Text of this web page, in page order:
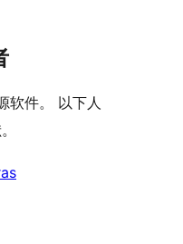
软件。 以下人